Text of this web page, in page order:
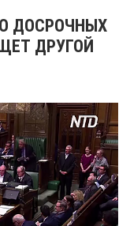
ДОСРОЧНЫХ
ДРУГОЙ